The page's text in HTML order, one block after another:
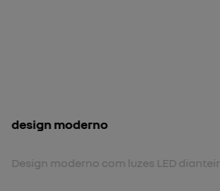
nova cor
Nova cor biton.